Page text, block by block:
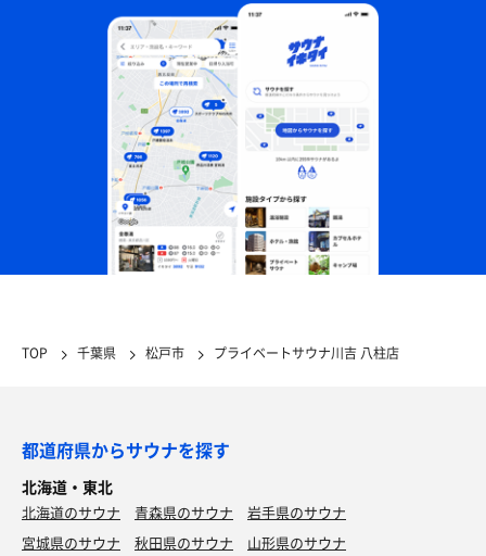
TOP 千葉県 松戸市 プライベートサウナ川吉 八柱店
都道府県からサウナを探す
北海道・東北
北海道のサウナ 青森県のサウナ
岩手県のサウナ
宮城県のサウナ
秋田県のサウナ
山形県のサウナ